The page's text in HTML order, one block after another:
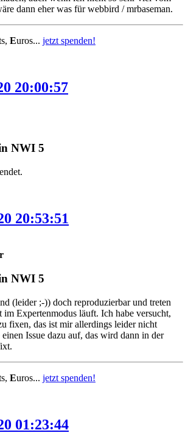
dann eher was für webbird / mrbaseman.
Euros... jetzt spenden!
20:00:57
NWI 5
20:53:51
NWI 5
(leider ;-)) doch reproduzierbar und treten
Expertenmodus läuft. Ich habe versucht,
fixen, das ist mir allerdings leider nicht
Issue dazu auf, das wird dann in der
Euros... jetzt spenden!
01:23:44